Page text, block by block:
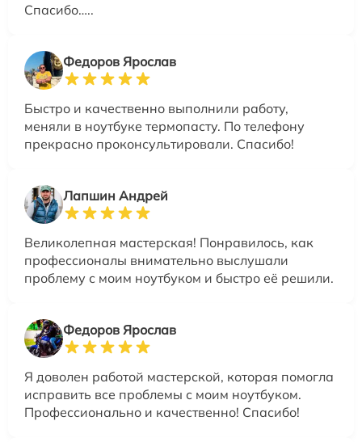
Спасибо…..
Федоров Ярослав
Быстро и качественно выполнили работу,
меняли в ноутбуке термопасту. По телефону
прекрасно проконсультировали. Спасибо!
Лапшин Андрей
Великолепная мастерская! Понравилось, как
профессионалы внимательно выслушали
проблему с моим ноутбуком и быстро её решили.
Федоров Ярослав
Я доволен работой мастерской, которая помогла
исправить все проблемы с моим ноутбуком.
Профессионально и качественно! Спасибо!